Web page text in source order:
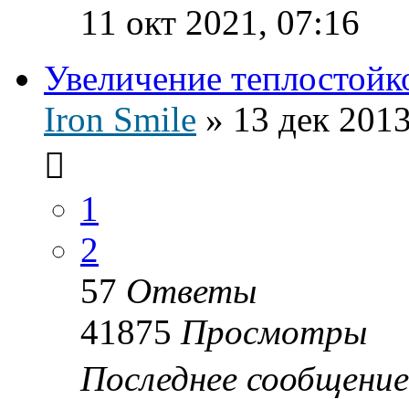
11 окт 2021, 07:16
Увеличение
Iron Smile » 13 дек
1
2
57 Ответы
41875 Просмотры
Последнее